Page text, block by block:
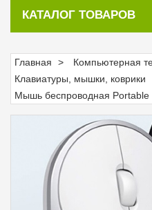
КАТАЛОГ ТОВАРОВ
Главная
Компьютерная
Клавиатуры, мышки, коврики
Мышь беспроводная Portable